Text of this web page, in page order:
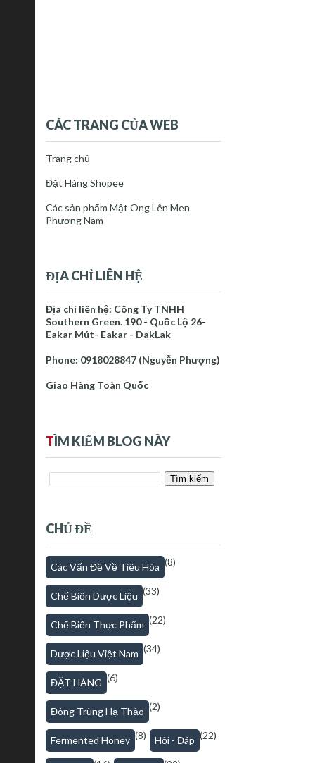
CÁC TRANG CỦA WEB
Trang chủ
Đặt Hàng Shopee
Các sản phẩm Mật Ong Lên Men
Phương Nam
ĐỊA CHỈ LIÊN HỆ
Địa chỉ liên hệ: Công Ty TNHH
Southern Green. 190 - Quốc Lộ 26-
Eakar Mút- Eakar - DakLak
Phone: 0918028847 (Nguyễn Phượng)
Giao Hàng Toàn Quốc
TÌM KIẾM BLOG NÀY
CHỦ ĐỀ
Các Vấn Đề Về Tiêu Hóa (8)
Chế Biến Dược Liệu (33)
Chế Biến Thực Phẩm (22)
Dược Liệu Việt Nam (34)
ĐẶT HÀNG (6)
Đông Trùng Hạ Thảo (2)
Fermented Honey (8) Hỏi - Đáp (22)